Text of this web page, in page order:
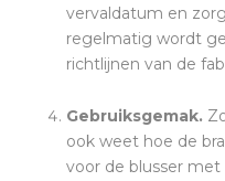
vervaldatum en
regelmatig wordt
richtlijnen van de
Gebruiksgemak.
ook weet hoe de
voor de blusser